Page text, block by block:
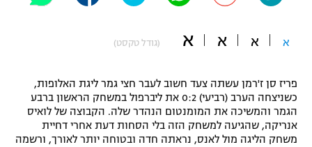
תקנון משתתפים וזוכים בפרסים
תקנון עבור פעילות אלקטרה
טניס
כדורמים
פוטבול אמריקאי NFL
א א א א (גודל טקסט)
פריז סן ז'רמן עשתה צעד חשוב לעבר חצי גמר ליגת האלופות,
כשניצחה הערב (רביעי) 0:2 את ליברפול במשחק הראשון ברבע
הגמר והמשיכה את המומנטום הנהדר שלה. הקבוצה של לואיס
אנריקה, שהגיעה למשחק הזה בלי הסחות דעת אחרי דחיית
משחק הליגה מול לאנס, נראתה חדה ובטוחה יותר לאורך, ורשמה